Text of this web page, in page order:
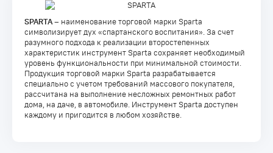
SPARTA– наименование торговой марки Sparta
символизирует дух «спартанского воспитания». За счет
разумного подхода к реализации второстепенных
характеристик инструмент Sparta сохраняет необходимый
уровень функциональности при минимальной стоимости.
Продукция торговой марки Sparta разрабатывается
специально с учетом требований массового покупателя,
рассчитана на выполнение несложных ремонтных работ
дома, на даче, в автомобиле. Инструмент Sparta доступен
каждому и пригодится в любом хозяйстве.